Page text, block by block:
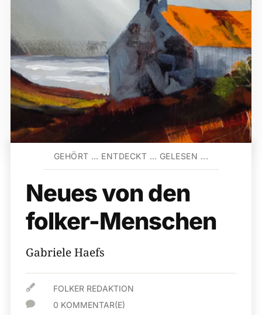
GEHÖRT … ENTDECKT … GELESEN ...
Neues von den
folker-Menschen
Gabriele Haefs
 FOLKER REDAKTION
 0 KOMMENTAR(E)